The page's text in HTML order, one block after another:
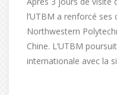
l’UTBM a renforcé
Northwestern
Chine. L’UTBM
internationale avec la